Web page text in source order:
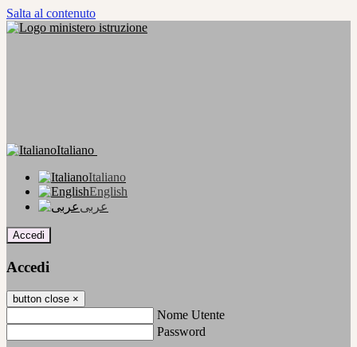
Salta al contenuto
Italiano
Italiano
English
عربى
Accedi
Accedi
button close ×
Nome Utente
Password